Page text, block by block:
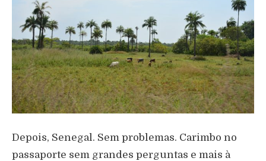
Depois, Senegal. Sem problemas. Carimbo no
passaporte sem grandes perguntas e mais à